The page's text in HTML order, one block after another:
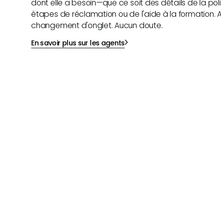
dont elle a besoin—que ce soit des détails de la
étapes de réclamation ou de l'aide à la formation.
changement d'onglet. Aucun doute.
En savoir plus sur les agents